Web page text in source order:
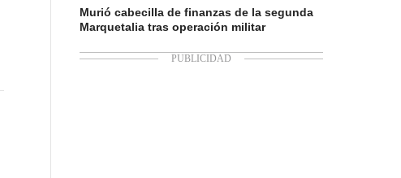
Murió cabecilla de finanzas de la segunda
Marquetalia tras operación militar